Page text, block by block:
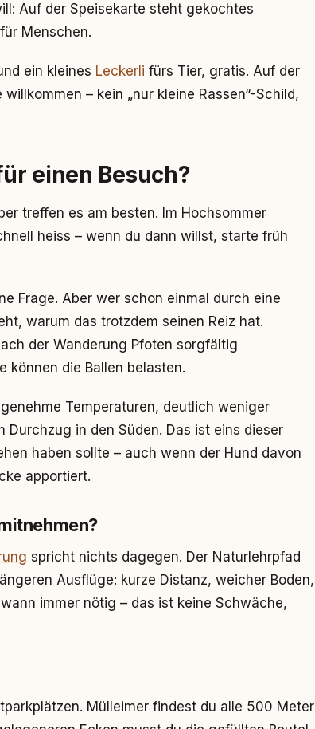
Auf der Speisekarte steht gekochtes
Menschen.
ein kleines Leckerli fürs Tier, gratis. Auf der
– kein „nur kleine Rassen“-Schild,
einen Besuch?
treffen es am besten. Im Hochsommer
heiss – wenn du dann willst, starte früh
Frage. Aber wer schon einmal durch eine
warum das trotzdem seinen Reiz hat.
der Wanderung Pfoten sorgfältig
können die Ballen belasten.
Temperaturen, deutlich weniger
in den Süden. Das ist eins dieser
haben sollte – auch wenn der Hund davon
apportiert.
spricht nichts dagegen. Der Naturlehrpfad
Ausflüge: kurze Distanz, weicher Boden,
immer nötig – das ist keine Schwäche,
Mülleimer findest du alle 500 Meter